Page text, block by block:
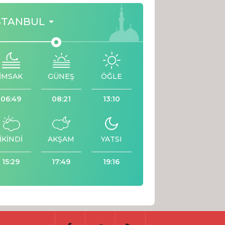
06:49
GÜNEŞ
08:21
ÖĞLE
13:10
15:29
AKŞAM
17:49
YATSI
19:16